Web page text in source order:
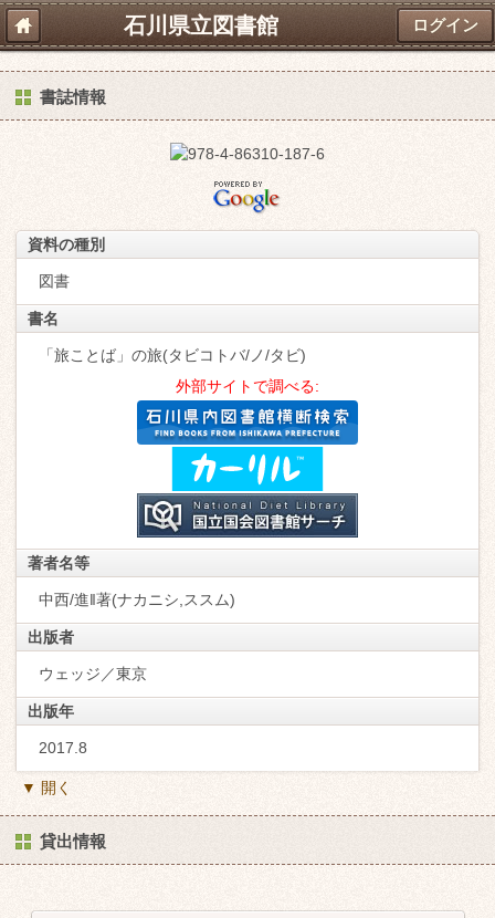
石川県立図書館 ログイン
書誌情報
資料の種別
図書
書名
「旅ことば」の旅(タビコトバ/ノ/タビ)
外部サイトで調べる:
著者名等
中西/進‖著(ナカニシ,ススム)
出版者
ウェッジ／東京
出版年
2017.8
▼ 開く
貸出情報